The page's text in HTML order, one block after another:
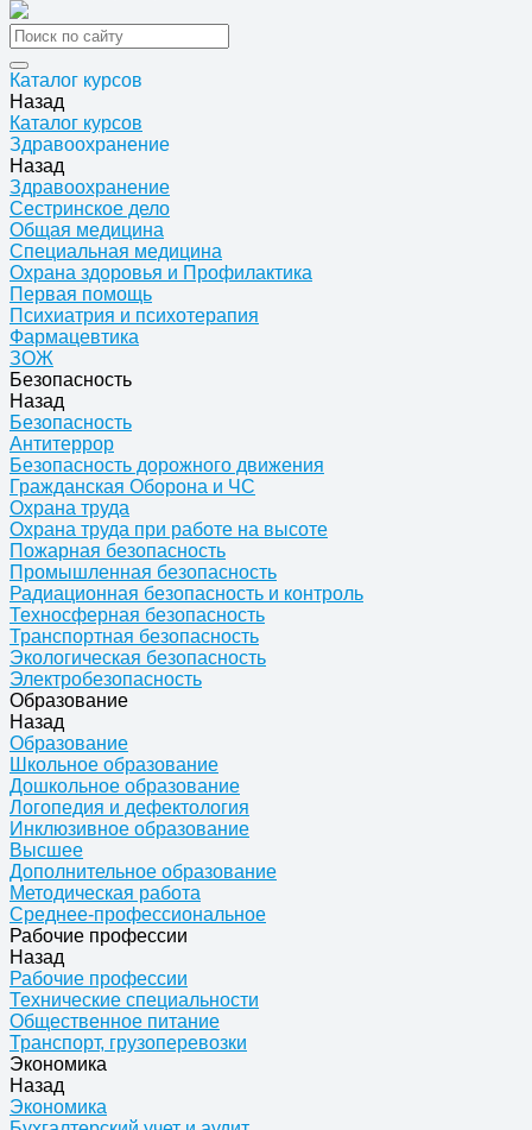
Каталог курсов
Назад
Каталог курсов
Здравоохранение
Назад
Здравоохранение
Сестринское дело
Общая медицина
Специальная медицина
Охрана здоровья и Профилактика
Первая помощь
Психиатрия и психотерапия
Фармацевтика
ЗОЖ
Безопасность
Назад
Безопасность
Антитеррор
Безопасность дорожного движения
Гражданская Оборона и ЧС
Охрана труда
Охрана труда при работе на высоте
Пожарная безопасность
Промышленная безопасность
Радиационная безопасность и контроль
Техносферная безопасность
Транспортная безопасность
Экологическая безопасность
Электробезопасность
Образование
Назад
Образование
Школьное образование
Дошкольное образование
Логопедия и дефектология
Инклюзивное образование
Высшее
Дополнительное образование
Методическая работа
Среднее-профессиональное
Рабочие профессии
Назад
Рабочие профессии
Технические специальности
Общественное питание
Транспорт, грузоперевозки
Экономика
Назад
Экономика